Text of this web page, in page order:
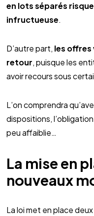
en lots séparés
infructueuse.
D’autre part, les offres
retour, puisque les
avoir recours sous
L’on comprendra
dispositions,
peu affaiblie…
La mise en
nouveaux
La loi met en place